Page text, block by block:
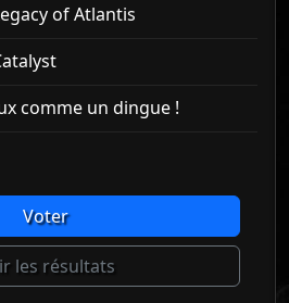
of Atlantis
comme un dingue !
Voter
les résultats